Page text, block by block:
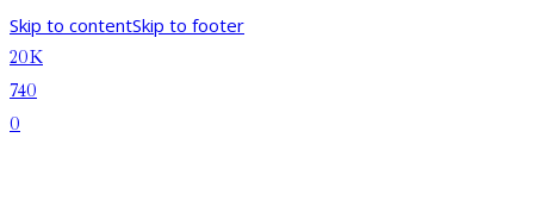
Skip to contentSkip to footer
20K
740
0